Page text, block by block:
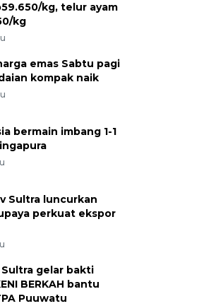
kg, telur ayam
kg
emas Sabtu pagi
kompak naik
bermain imbang 1-1
Sultra luncurkan
perkuat ekspor
Sultra gelar bakti
BERKAH bantu
Puuwatu